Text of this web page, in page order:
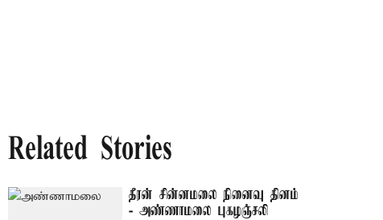
Related Stories
தீரன் சின்னமலை நினைவு தினம்
- அண்ணாமலை புகழஞ்சலி